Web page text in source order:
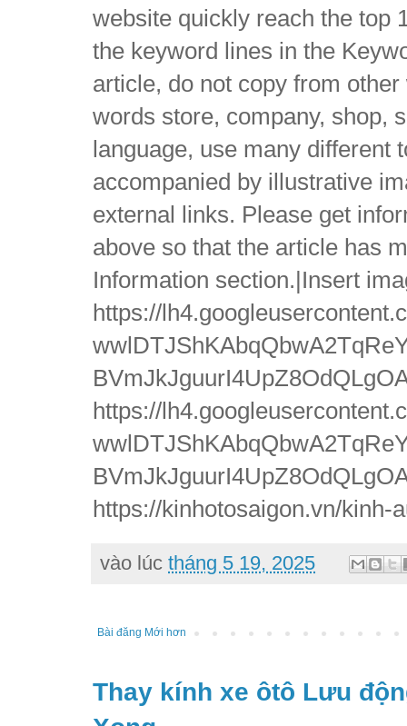
website quickly reach the top
the keyword lines in the
article, do not copy from
words store, company, shop,
language, use many different
accompanied by illustrative
external links. Please get
above so that the article has
Information section.|Insert
https://
https://
https://kinhotosaigon.vn/kinh-
vào lúc tháng 5 19, 2025
Bài đăng Mới hơn
Thay kính xe ôtô Lưu